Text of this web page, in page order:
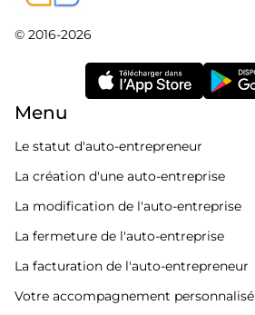
© 2016-2026
Menu
Le statut d'auto-entrepreneur
La création d'une auto-entreprise
La modification de l'auto-entreprise
La fermeture de l'auto-entreprise
La facturation de l'auto-entrepreneur
Votre accompagnement personnalisé